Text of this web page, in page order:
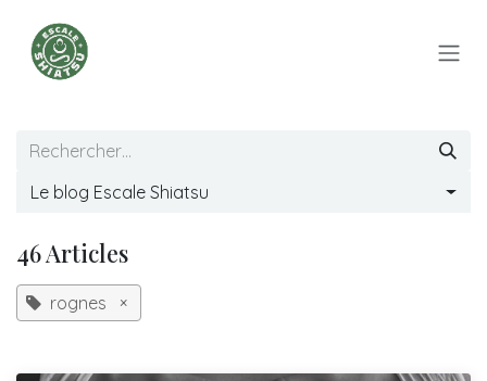
Le blog Escale Shiatsu
46 Articles
rognes ×